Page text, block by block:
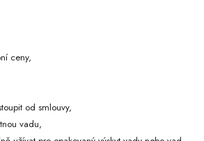
ceny,
od smlouvy,
vadu,